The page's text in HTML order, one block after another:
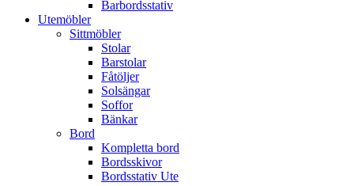
Barbordsstativ
Utemöbler
Sittmöbler
Stolar
Barstolar
Fåtöljer
Solsängar
Soffor
Bänkar
Bord
Kompletta bord
Bordsskivor
Bordsstativ Ute